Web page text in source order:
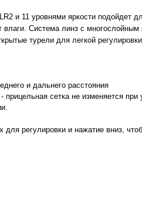
и 11 уровнями яркости
Система линз с многослойным
турели для легкой
и дальнего расстояния
прицельная сетка не изменяется
регулировки и нажатие вниз,